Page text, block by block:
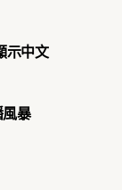
示中文
風暴